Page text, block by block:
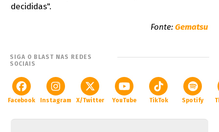
decididas".
Fonte:Gematsu
SIGA O BLAST NAS REDES
SOCIAIS
Facebook Instagram X/Twitter YouTube TikTok Spotify